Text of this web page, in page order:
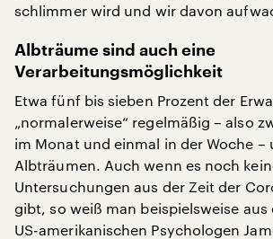
schlimmer wird und wir davon
Albträume sind auch eine
Verarbeitungsmöglichkeit
Etwa fünf bis sieben Prozent der
„normalerweise“ regelmäßig – also
im Monat und einmal in der Woche –
Albträumen. Auch wenn es noch
Untersuchungen aus der Zeit der
gibt, so weiß man beispielsweise aus
US-amerikanischen Psychologen